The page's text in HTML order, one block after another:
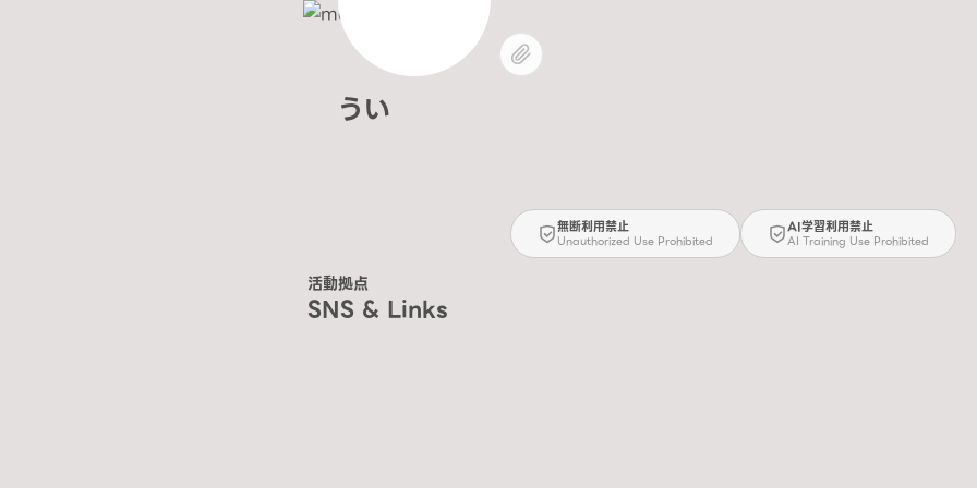
うい
無断利用禁止
Unauthorized Use Prohibited
AI学習利用禁止
AI Training Use Prohibited
活動拠点
SNS & Links